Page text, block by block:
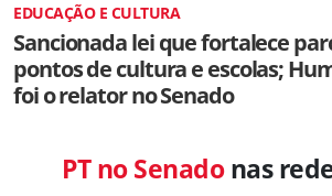
EDUCAÇÃO E CULTURA
Sancionada lei que fortalece
pontos de cultura e escolas;
foi o relator no Senado
PT no Senadonas